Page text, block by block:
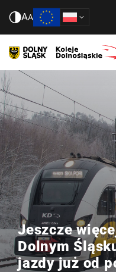
AA
Jeszcze
Dolnym
jazdy już od